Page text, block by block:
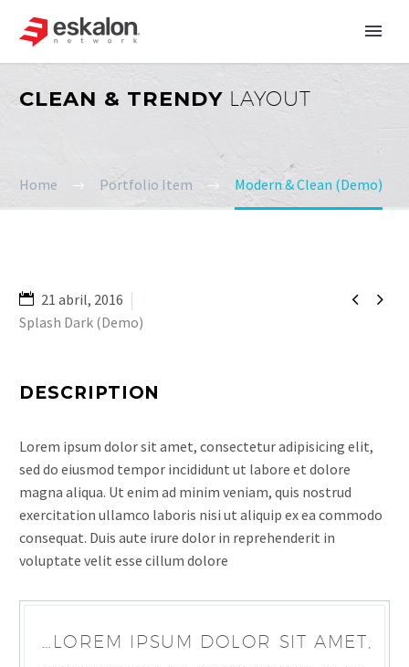
CLEAN & TRENDY LAYOUT
Home Portfolio Item Modern & Clean (Demo)
 
21 abril, 2016
Splash Dark (Demo)
DESCRIPTION
Lorem ipsum dolor sit amet, consectetur adipisicing elit,
sed do eiusmod tempor incididunt ut labore et dolore
magna aliqua. Ut enim ad minim veniam, quis nostrud
exercitation ullamco laboris nisi ut aliquip ex ea commodo
consequat. Duis aute irure dolor in reprehenderit in
voluptate velit esse cillum dolore
…LOREM IPSUM DOLOR SIT AMET,